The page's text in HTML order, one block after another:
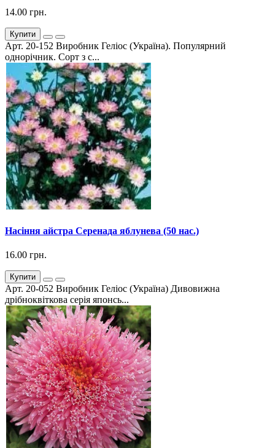
14.00 грн.
Купити
Арт. 20-152 Виробник Геліос (Україна). Популярний
однорічник. Сорт з с...
Насіння айстра Серенада яблунева (50 нас.)
16.00 грн.
Купити
Арт. 20-052 Виробник Геліос (Україна) Дивовижна
дрібноквіткова серія японсь...